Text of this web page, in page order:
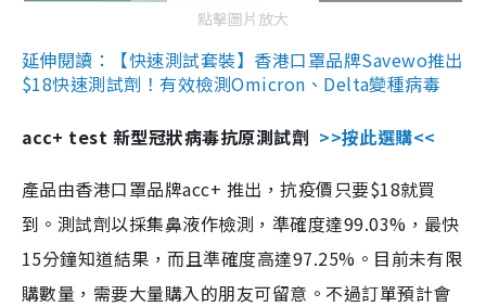
點擊圖片放大
延伸閱讀：【快速測試套裝】香港口罩品牌Savewo推出
$18快速測試劑！有效檢測Omicron、Delta變種病毒
acc+ test 新型冠狀病毒抗原測試劑 >>按此選購<<
產品由香港口罩品牌acc+ 推出，抗疫價只要$18就買
到。測試劑以採集鼻液作檢測，準確度達99.03%，最快
15分鐘知道結果，而且準確度高達97.25%。目前未有限
購數量，需要大量購入的朋友可留意。不過訂單預計會